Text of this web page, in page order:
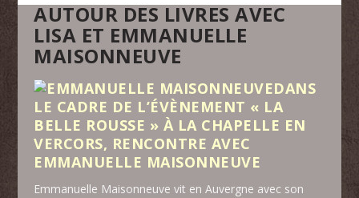
AUTOUR DES LIVRES AVEC
LISA ET EMMANUELLE
MAISONNEUVE
DANS
LE CADRE DE L’ÉVÈNEMENT « LA
BELLE ROUSSE » À LA CHAPELLE EN
VERCORS, RENCONTRE AVEC
EMMANUELLE MAISONNEUVE
Emmanuelle Maisonneuve vit en Auvergne avec son